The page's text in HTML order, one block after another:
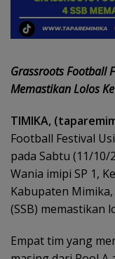
Grassroots Football
Memastikan Lolos
TIMIKA,
Football Festival
pada Sabtu (11/
Wania imipi SP 1,
Kabupaten
(SSB) memastikan
Empat tim yang